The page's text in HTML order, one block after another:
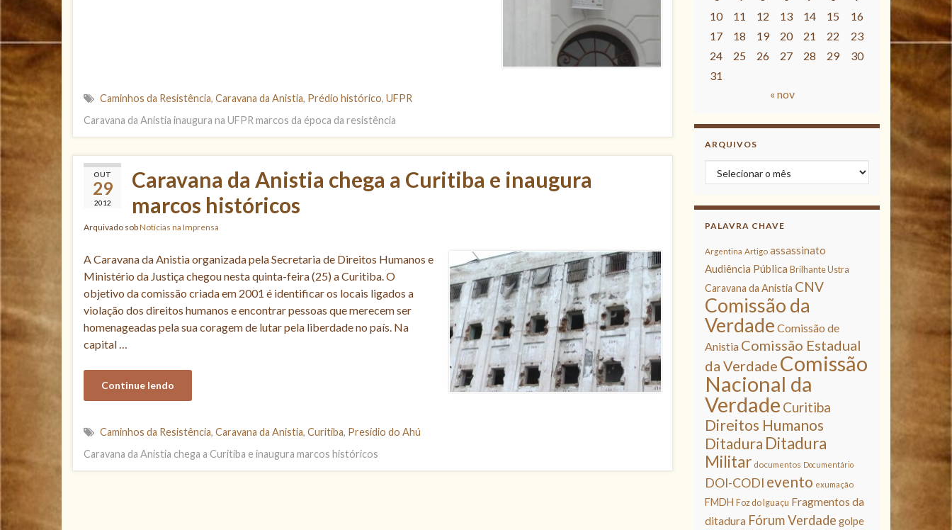
Caminhos da Resistência, Caravana da Anistia, Prédio histórico, UFPR
Caravana da Anistia inaugura na UFPR marcos da época da resistência
OUT
29
2012
Caravana da Anistia chega a Curitiba e inaugura
marcos históricos
Arquivado sobNotícias na Imprensa
A Caravana da Anistia organizada pela Secretaria de Direitos Humanos e
Ministério da Justiça chegou nesta quinta-feira (25) a Curitiba. O
objetivo da comissão criada em 2001 é identificar os locais ligados a
violação dos direitos humanos e encontrar pessoas que merecem ser
homenageadas pela sua coragem de lutar pela liberdade no país. Na
capital …
Continue lendo
Caminhos da Resistência, Caravana da Anistia, Curitiba, Presídio do Ahú
Caravana da Anistia chega a Curitiba e inaugura marcos históricos
10
11 12 13 14 15
16
17
18 19 20 21 22
23
24
25 26 27 28 29
30
31
« nov
ARQUIVOS
Arquivos
PALAVRA CHAVE
Argentina Artigo assassinato
Audiência Pública Brilhante Ustra
Caravana da Anistia CNV
Comissão da
Verdade Comissão de
Anistia Comissão Estadual
da Verdade Comissão
Nacional da
Verdade Curitiba
Direitos Humanos
Ditadura Ditadura
Militar documentos Documentário
DOI-CODI evento exumação
FMDH Foz do Iguaçu Fragmentos da
ditadura Fórum Verdade golpe